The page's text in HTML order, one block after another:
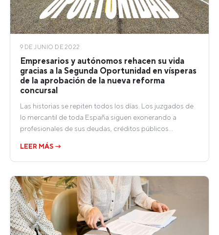
9 DE JUNIO DE 2022
Empresarios y autónomos rehacen su vida
gracias a la Segunda Oportunidad en vísperas
de la aprobación de la nueva reforma
concursal
Las historias se repiten todos los días. Los juzgados de
lo mercantil de toda España siguen exonerando a
profesionales de sus deudas, créditos públicos…
LEER MÁS →